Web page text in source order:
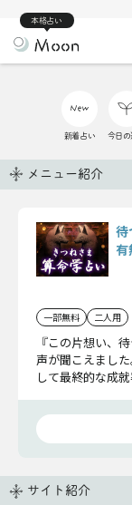
本格占い
新着占い 今日
メニュー紹介
待
有
一部無料 二人用
『この片想い、
声が聞こえまし
して最終的な成
サイト紹介